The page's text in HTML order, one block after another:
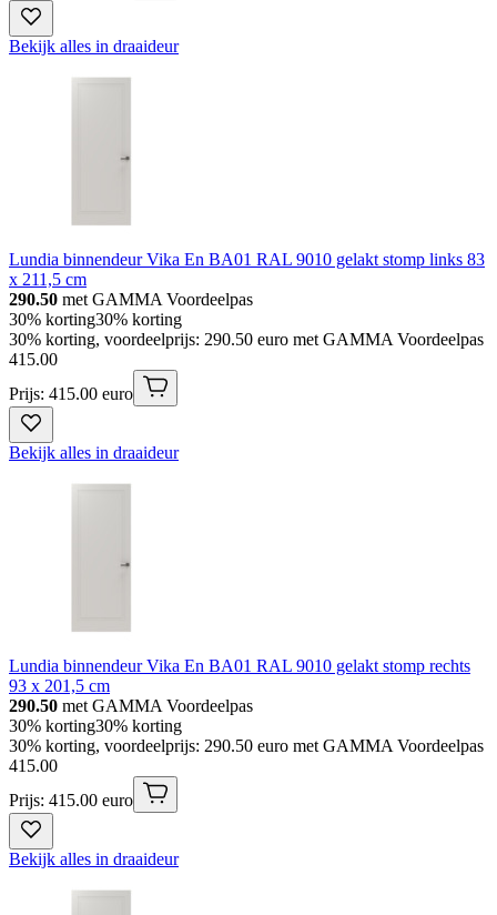
Bekijk alles in draaideur
Lundia binnendeur Vika En BA01 RAL 9010 gelakt stomp links 83
x 211,5 cm
290.50 met GAMMA Voordeelpas
30% korting30% korting
30% korting, voordeelprijs: 290.50 euro met GAMMA Voordeelpas
415.00
Prijs: 415.00 euro
Bekijk alles in draaideur
Lundia binnendeur Vika En BA01 RAL 9010 gelakt stomp rechts
93 x 201,5 cm
290.50 met GAMMA Voordeelpas
30% korting30% korting
30% korting, voordeelprijs: 290.50 euro met GAMMA Voordeelpas
415.00
Prijs: 415.00 euro
Bekijk alles in draaideur